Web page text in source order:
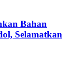
Bahan
Selamatkan